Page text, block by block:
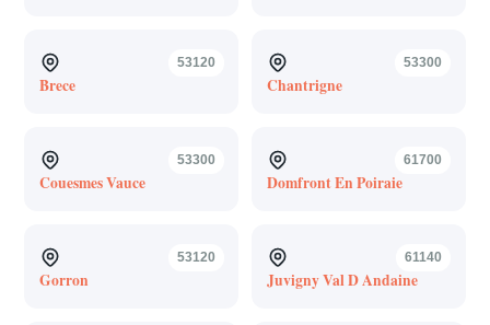
53120
Brece
53300
Chantrigne
53300
Couesmes Vauce
61700
Domfront En Poiraie
53120
Gorron
61140
Juvigny Val D Andaine